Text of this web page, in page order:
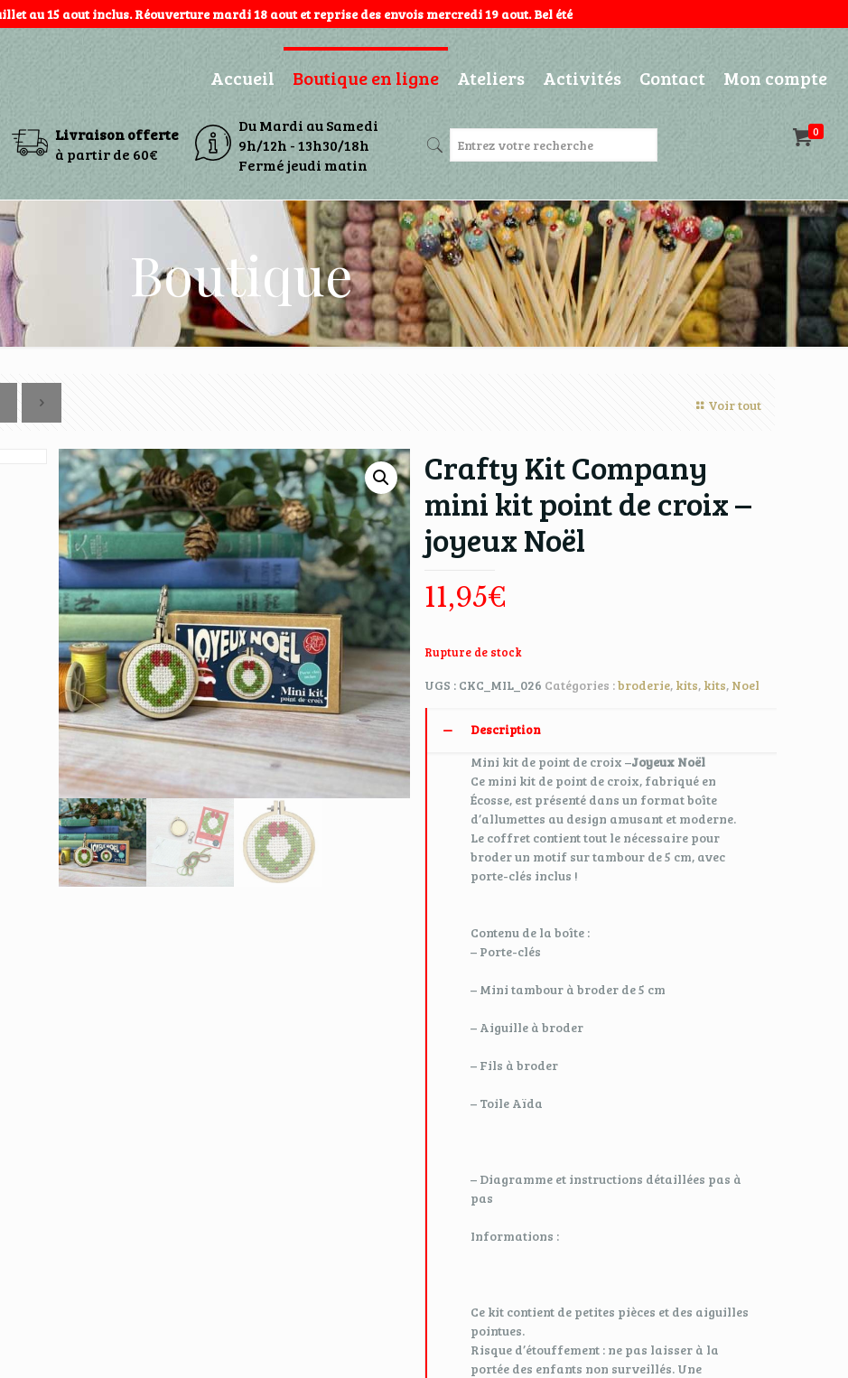
au 15 aout inclus. Réouverture mardi 18 aout et reprise des envois mercredi 19 aout. Bel été
Accueil Boutique en ligne Ateliers Activités Contact Mon compte
0
Livraison offerte
à partir de 60€
Du Mardi au Samedi
9h/12h - 13h30/18h
Fermé jeudi matin
Boutique
Voir tout
Crafty Kit Company
mini kit point de croix –
joyeux Noël
11,95€
Rupture de stock
UGS : CKC_MIL_026 Catégories :broderie, kits, kits, Noel
Description
Mini kit de point de croix –Joyeux Noël
Ce mini kit de point de croix, fabriqué en
Écosse, est présenté dans un format boîte
d’allumettes au design amusant et moderne.
Le coffret contient tout le nécessaire pour
broder un motif sur tambour de 5 cm, avec
porte-clés inclus !
Contenu de la boîte :
– Porte-clés
– Mini tambour à broder de 5 cm
– Aiguille à broder
– Fils à broder
– Toile Aïda
– Diagramme et instructions détaillées pas à
pas
Informations :
Ce kit contient de petites pièces et des aiguilles
pointues.
Risque d’étouffement : ne pas laisser à la
portée des enfants non surveillés. Une